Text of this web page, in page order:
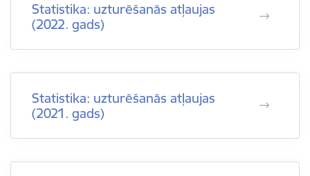
Statistika: uzturēšanās atļaujas
(2022. gads)
Statistika: uzturēšanās atļaujas
(2021. gads)